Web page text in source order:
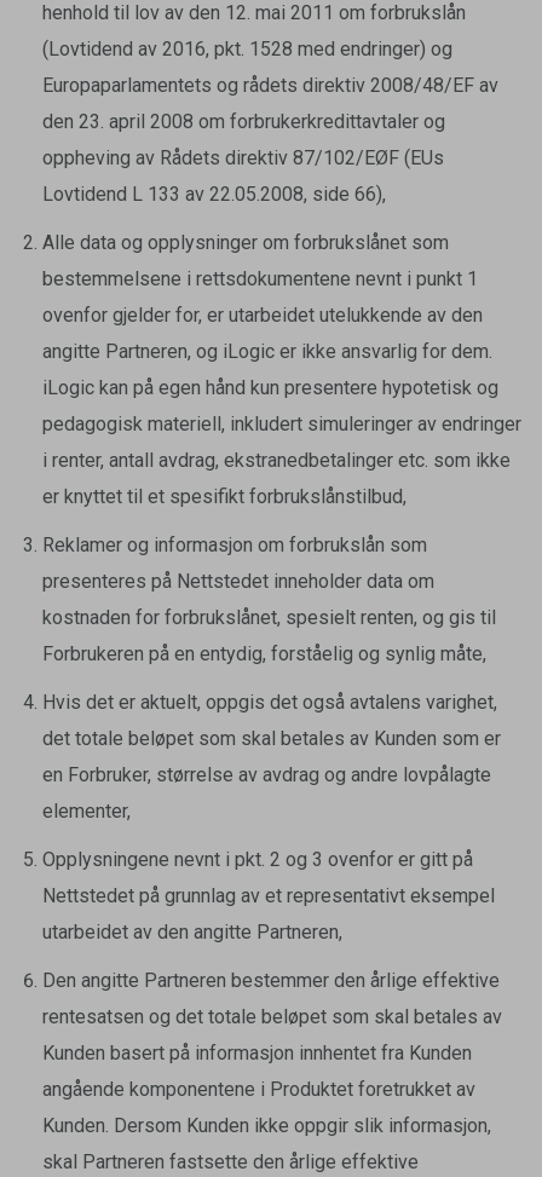
henhold til lov av den 12. mai 2011 om forbrukslån
(Lovtidend av 2016, pkt. 1528 med endringer) og
Europaparlamentets og rådets direktiv 2008/48/EF av
den 23. april 2008 om forbrukerkredittavtaler og
oppheving av Rådets direktiv 87/102/EØF (EUs
Lovtidend L 133 av 22.05.2008, side 66),
Alle data og opplysninger om forbrukslånet som
bestemmelsene i rettsdokumentene nevnt i punkt 1
ovenfor gjelder for, er utarbeidet utelukkende av den
angitte Partneren, og iLogic er ikke ansvarlig for dem.
iLogic kan på egen hånd kun presentere hypotetisk og
pedagogisk materiell, inkludert simuleringer av endringer
i renter, antall avdrag, ekstranedbetalinger etc. som ikke
er knyttet til et spesifikt forbrukslånstilbud,
Reklamer og informasjon om forbrukslån som
presenteres på Nettstedet inneholder data om
kostnaden for forbrukslånet, spesielt renten, og gis til
Forbrukeren på en entydig, forståelig og synlig måte,
Hvis det er aktuelt, oppgis det også avtalens varighet,
det totale beløpet som skal betales av Kunden som er
en Forbruker, størrelse av avdrag og andre lovpålagte
elementer,
Opplysningene nevnt i pkt. 2 og 3 ovenfor er gitt på
Nettstedet på grunnlag av et representativt eksempel
utarbeidet av den angitte Partneren,
Den angitte Partneren bestemmer den årlige effektive
rentesatsen og det totale beløpet som skal betales av
Kunden basert på informasjon innhentet fra Kunden
angående komponentene i Produktet foretrukket av
Kunden. Dersom Kunden ikke oppgir slik informasjon,
skal Partneren fastsette den årlige effektive